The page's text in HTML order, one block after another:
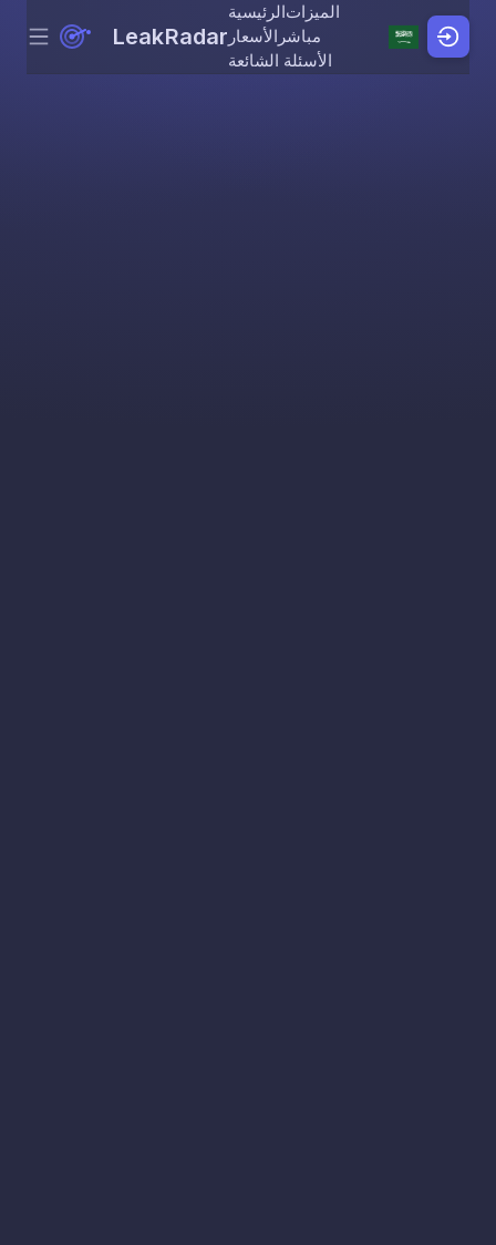
Skip to content
Menu LeakRadar
الرئيسيةالميزات
الأسعار مباشر
الأسئلة الشائعة